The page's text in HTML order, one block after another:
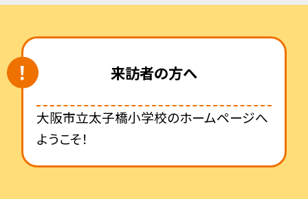
来訪者の方へ
大阪市立太子橋小学校のホームページへ
ようこそ！